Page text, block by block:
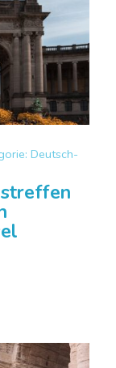
Deutsch-